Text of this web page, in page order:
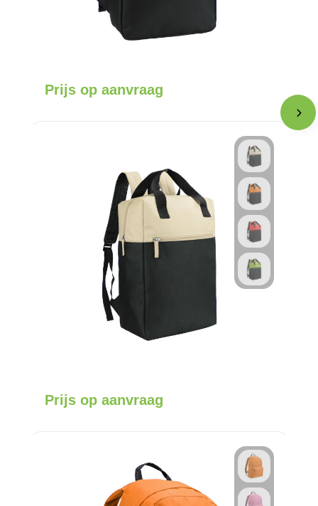
Prijs op aanvraag
Prijs op aanvraag